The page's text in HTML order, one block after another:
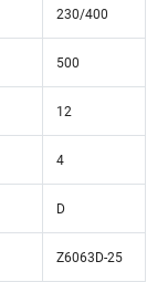
230/400
500
12
4
D
Z6063D-25